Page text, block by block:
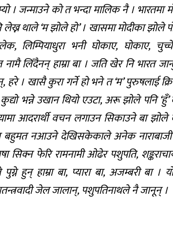
। जन्माउने को त भन्दा मालिक नै । भारतमा
थाले ‘म झोले हो’ । खासमा मोदीका झोले
लिम्पियाधुरा भनी घोकाए, घोकाए,
लिँदैनन् हाम्रा बा । जति खेर नि भारत
। खासै कुरा गर्ने हो भने त ‘म’ पुरुषलाई
भन्ने उखान थियो एउटा, अरू झोले पनि ‘हुँ’
आदरार्थी वचन लगाउन सिकाउने बा झोले
बहुमत नआउने देखिसकेकाले अनेक
फेरि रामनामी ओढेर पशुपति,
हुन् हाम्रा बा, प्यारा बा, अजम्बरी बा ।
जेल जालान्, पशुपतिनाथले नै जानून् ।